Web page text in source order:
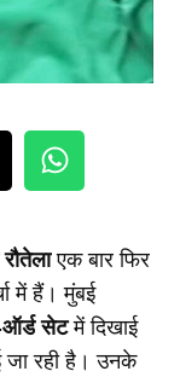
रौतेलाएक बार फिर
में हैं। मुंबई
सेटमें दिखाई
जा रही है। उनके